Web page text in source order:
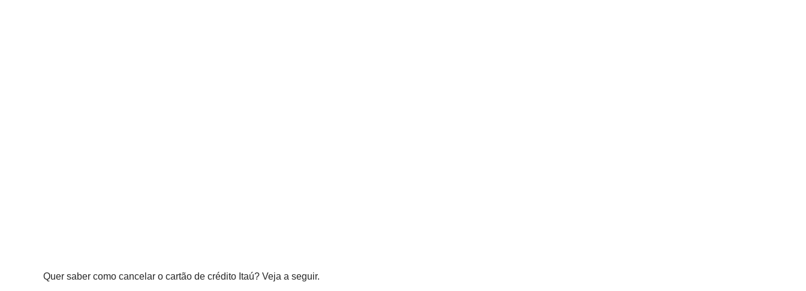
Quer saber como cancelar o cartão de crédito Itaú? Veja a seguir.